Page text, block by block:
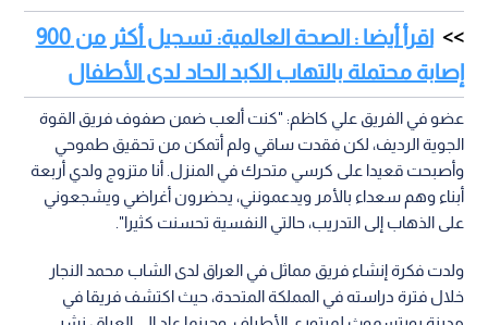
اقرأ أيضا : الصحة العالمية: تسجيل أكثر من 900
إصابة محتملة بالتهاب الكبد الحاد لدى الأطفال
عضو في الفريق علي كاظم: "كنت ألعب ضمن صفوف فريق القوة
الجوية الرديف، لكن فقدت ساقي ولم أتمكن من تحقيق طموحي
وأصبحت قعيدا على كرسي متحرك في المنزل. أنا متزوج ولدي أربعة
أبناء وهم سعداء بالأمر ويدعمونني، يحضرون أغراضي ويشجعوني
على الذهاب إلى التدريب، حالتي النفسية تحسنت كثيرا".
ولدت فكرة إنشاء فريق مماثل في العراق لدى الشاب محمد النجار
خلال فترة دراسته في المملكة المتحدة، حيث اكتشف فريقا في